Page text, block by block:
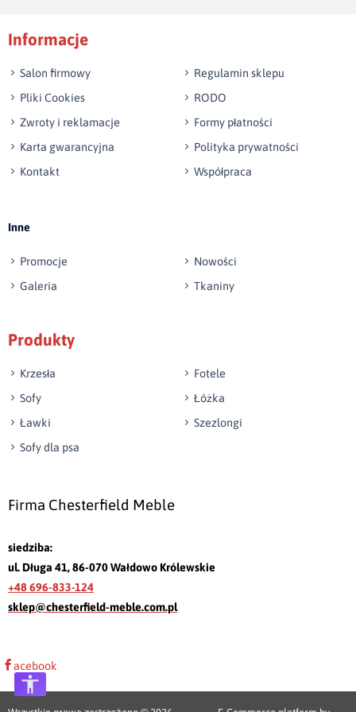
Wyślij opinię
Informacje
Salon firmowy
Regulamin sklepu
Pliki Cookies
RODO
Zwroty i reklamacje
Formy płatności
Karta gwarancyjna
Polityka prywatności
Kontakt
Współpraca
Inne
Promocje
Nowości
Galeria
Tkaniny
Produkty
Krzesła
Fotele
Sofy
Łóżka
Ławki
Szezlongi
Sofy dla psa
Firma Chesterfield Meble
siedziba:
ul. Długa 41, 86-070 Wałdowo Królewskie
+48 696-833-124
sklep@chesterfield-meble.com.pl
acebook